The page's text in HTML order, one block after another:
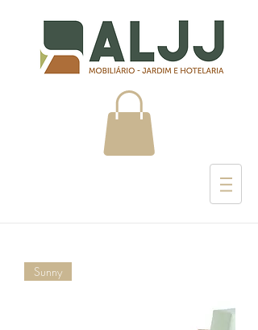
Sunny